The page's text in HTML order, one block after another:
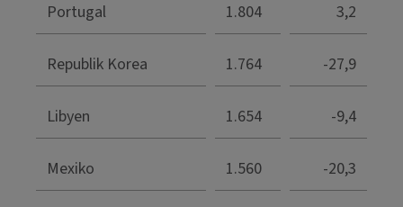
Portugal 1.804 3,2
Republik Korea 1.764 -27,9
Libyen 1.654 -9,4
Mexiko 1.560 -20,3